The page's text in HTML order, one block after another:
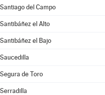
Santiago del Campo
Santibáñez el Alto
Santibáñez el Bajo
Saucedilla
Segura de Toro
Serradilla